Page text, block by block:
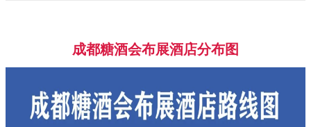
成都糖酒会布展酒店分布图